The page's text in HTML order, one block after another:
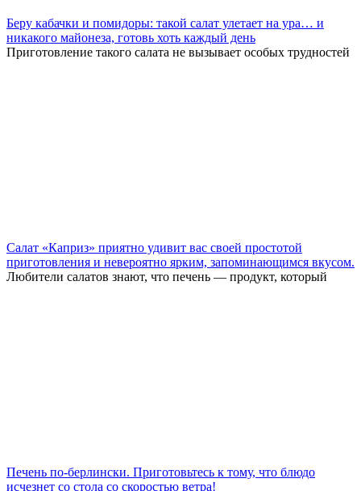
Беру кабачки и помидоры: такой салат улетает на ура… и
никакого майонеза, готовь хоть каждый день
Приготовление такого салата не вызывает особых трудностей
Салат «Каприз» приятно удивит вас своей простотой
приготовления и невероятно ярким, запоминающимся вкусом.
Любители салатов знают, что печень — продукт, который
Печень по-берлински. Приготовьтесь к тому, что блюдо
исчезнет со стола со скоростью ветра!